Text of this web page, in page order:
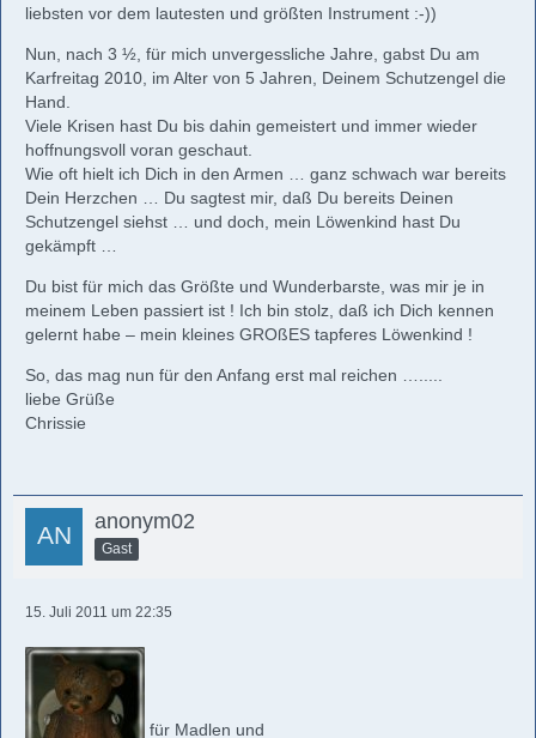
liebsten vor dem lautesten und größten Instrument :-))
Nun, nach 3 ½, für mich unvergessliche Jahre, gabst Du am
Karfreitag 2010, im Alter von 5 Jahren, Deinem Schutzengel die
Hand.
Viele Krisen hast Du bis dahin gemeistert und immer wieder
hoffnungsvoll voran geschaut.
Wie oft hielt ich Dich in den Armen … ganz schwach war bereits
Dein Herzchen … Du sagtest mir, daß Du bereits Deinen
Schutzengel siehst … und doch, mein Löwenkind hast Du
gekämpft …
Du bist für mich das Größte und Wunderbarste, was mir je in
meinem Leben passiert ist ! Ich bin stolz, daß ich Dich kennen
gelernt habe – mein kleines GROßES tapferes Löwenkind !
So, das mag nun für den Anfang erst mal reichen ….....
liebe Grüße
Chrissie
anonym02
Gast
15. Juli 2011 um 22:35
für Madlen und